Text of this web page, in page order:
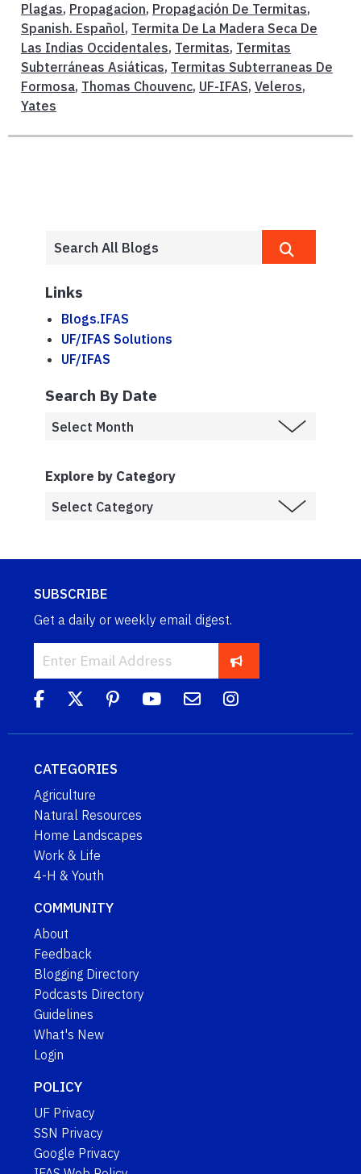
Plagas, Propagacion, Propagación De Termitas,
Spanish. Español, Termita De La Madera Seca De
Las Indias Occidentales, Termitas, Termitas
Subterráneas Asiáticas, Termitas Subterraneas De
Formosa, Thomas Chouvenc, UF-IFAS, Veleros,
Yates
Links
Blogs.IFAS
UF/IFAS Solutions
UF/IFAS
Search By Date
Explore by Category
SUBSCRIBE
Get a daily or weekly email digest.
CATEGORIES
Agriculture
Natural Resources
Home Landscapes
Work & Life
4-H & Youth
COMMUNITY
About
Feedback
Blogging Directory
Podcasts Directory
Guidelines
What's New
Login
POLICY
UF Privacy
SSN Privacy
Google Privacy